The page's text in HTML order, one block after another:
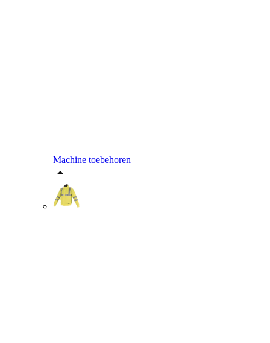
Machine toebehoren